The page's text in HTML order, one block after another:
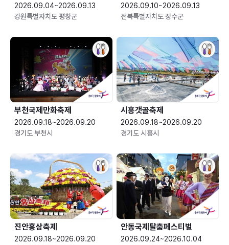
2026.09.04~2026.09.13
강원특별자치도 평창군
2026.09.10~2026.09.13
전북특별자치도 장수군
부천국제만화축제
2026.09.18~2026.09.20
경기도 부천시
시흥갯골축제
2026.09.18~2026.09.20
경기도 시흥시
진안홍삼축제
2026.09.18~2026.09.20
안동국제탈춤페스티벌
2026.09.24~2026.10.04